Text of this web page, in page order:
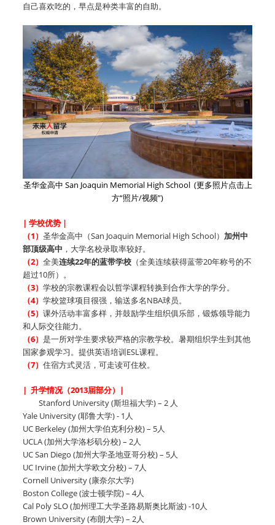
自己喜欢吃的，早点是种类丰富的自助。
圣华金高中 San Joaquin Memorial High School (更多照片点击上
方“照片/视频”)
| 学校优势 |
（1） 圣华金高中（San Joaquin Memorial High School） 加州中
部顶级高中 ，大学名校录取率较好。
（2） 全美连续22年的蓝带学校 （全美连续获得蓝带20年称号的不
超过10所）。
（3） 学校的宗教课程会以哲学课程转换到合作大学的学分。
（4） 学校篮球项目很强，输送多名NBA球员。
（5） 课外活动丰富多样，并鼓励学生组织俱乐部，锻炼领导能力
和人际交往能力。
（6） 是一所对学生要求较严格的宗教学校。暑期组织学生到其他
国家参观学习。提供英语培训ESL课程。
（7） 住宿方式灵活，可走读可住校。
| 升学情况（2013届部分）|
Stanford University (斯坦福大学) – 2 人
Yale University (耶鲁大学) - 1人
UC Berkeley (加州大学伯克利分校) – 5人
UCLA (加州大学洛杉矶分校) – 2人
UC San Diego (加州大学圣地亚哥分校) – 5人
UC Irvine (加州大学欧文分校) – 7人
Cornell University (康奈尔大学)
Boston College (波士顿学院) – 4人
Cal Poly SLO (加州理工大学圣路易斯奥比斯波) -10人
Brown University (布朗大学) – 2人